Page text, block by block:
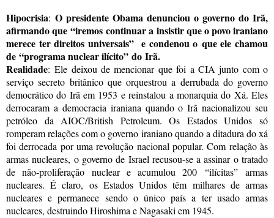
Hipocrisia: O presidente Obama denunciou o governo do Irã,
afirmando que“iremos continuar a insistir que o povo iraniano
merece ter direitos universais”e condenou o que ele chamou
de “programa nuclear ilícito” do Irã.
Realidade: Ele deixou de mencionar que foi a CIA junto com o
serviço secreto britânico que orquestrou a derrubada do governo
democrático do Irã em 1953 e reinstalou a monarquia do Xá. Eles
derrocaram a democracia iraniana quando o Irã nacionalizou seu
petróleo da AIOC/British Petroleum. Os Estados Unidos só
romperam relações com o governo iraniano quando a ditadura do xá
foi derrocada por uma revolução nacional popular. Com relação às
armas nucleares, o governo de Israel recusou-se a assinar o tratado
de não-proliferação nuclear e acumulou 200 “ilícitas”armas
nucleares. É claro, os Estados Unidos têm milhares de armas
nucleares e permanece sendo o único país a ter usado armas
nucleares, destruindo Hiroshima e Nagasaki em 1945.